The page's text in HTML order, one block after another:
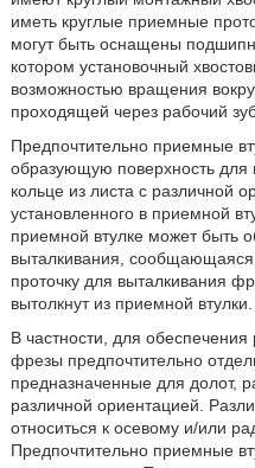
иметь круглые приемные
могут быть оснащены
котором установочный
возможностью вращения
проходящей через рабочий
Предпочтительно приемные
образующую поверхность для
кольце из листа с различной
установленного в приемной
приемной втулке может быть
выталкивания,
проточку для выталкивания
вытолкнут из приемной втулки.
В частности, для
фрезы предпочтительно
предназначенные для долот,
различной ориентацией.
относиться к осевому и/или
Предпочтительно приемные